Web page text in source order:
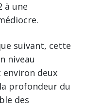
à une
suivant, cette
niveau
deux
profondeur du
des